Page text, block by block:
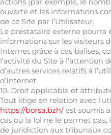
actions (par exemple, le
ouverte et les informations
de ce Site par l’Utilisateur.
Le prestataire externe
informations sur les visiteurs
Internet grâce à ces balises,
l’activité du Site à l’attention
d’autres services relatifs à
d’Internet.
10. Droit applicable et
Tout litige en relation avec
https://borsa.bzh/est soumis
cas où la loi ne le permet
de juridiction aux tribunaux